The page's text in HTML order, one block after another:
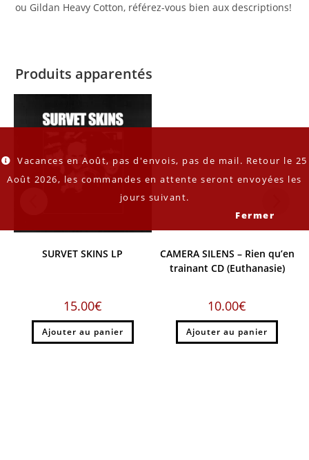
Vacances en Août, pas d'envois, pas de mail. Retour le 25
Août 2026, les commandes en attente seront envoyées les
jours suivant.
Fermer
ou Gildan Heavy Cotton, référez-vous bien aux descriptions!
Produits apparentés
SURVET SKINS LP
15.00€
Ajouter au panier
CAMERA SILENS – Rien qu’en
trainant CD (Euthanasie)
10.00€
Ajouter au panier